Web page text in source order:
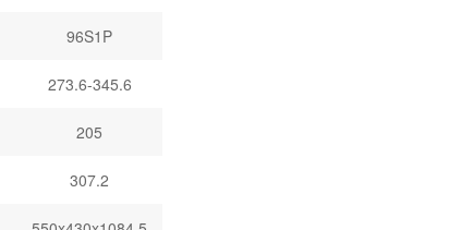
96S1P
273.6-345.6
205
307.2